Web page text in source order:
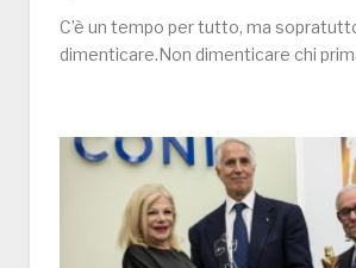
C’è un tempo per tutto, ma
dimenticare.Non dimenticare chi